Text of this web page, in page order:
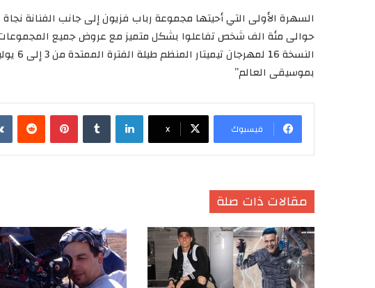
السهرة الأولى التي أحيتها مجموعة رباب فزيون إلى جانب الفنانة
حوالى مئة الف شخص تفاعلوا بشكل متميز مع عروض جميع
بموسيقى العالم”
فيسبوك X
لينكدإن بينتيريست
مقالات ذات صلة